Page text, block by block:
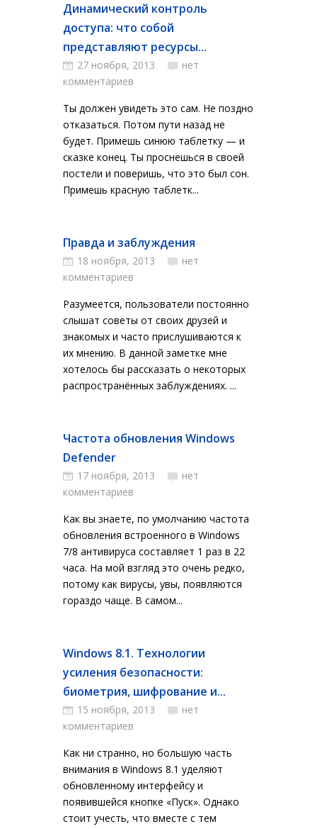
Динамический контроль
доступа: что собой
представляют ресурсы...
27 ноября, 2013
нет
комментариев
Ты должен увидеть это сам. Не поздно
отказаться. Потом пути назад не
будет. Примешь синюю таблетку — и
сказке конец. Ты проснешься в своей
постели и поверишь, что это был сон.
Примешь красную таблетк...
Правда и заблуждения
18 ноября, 2013
нет
комментариев
Разумеется, пользователи постоянно
слышат советы от своих друзей и
знакомых и часто прислушиваются к
их мнению. В данной заметке мне
хотелось бы рассказать о некоторых
распространённых заблуждениях. ...
Частота обновления Windows
Defender
17 ноября, 2013
нет
комментариев
Как вы знаете, по умолчанию частота
обновления встроенного в Windows
7/8 антивируса составляет 1 раз в 22
часа. На мой взгляд это очень редко,
потому как вирусы, увы, появляются
гораздо чаще. В самом...
Windows 8.1. Технологии
усиления безопасности:
биометрия, шифрование и...
15 ноября, 2013
нет
комментариев
Как ни странно, но большую часть
внимания в Windows 8.1 уделяют
обновленному интерфейсу и
появившейся кнопке «Пуск». Однако
стоит учесть, что вместе с тем